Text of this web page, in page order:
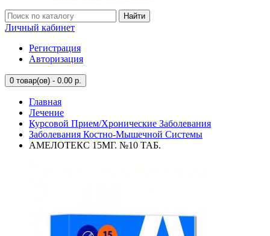
Найти
Личный кабинет
Регистрация
Авторизация
0 товар(ов) - 0.00 р.
Главная
Лечение
Курсовой Прием/Хронические Заболевания
Заболевания Костно-Мышечной Системы
АМЕЛОТЕКС 15МГ. №10 ТАБ.